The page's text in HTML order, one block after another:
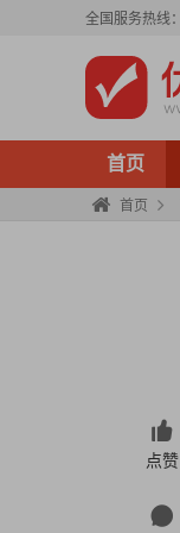
全国服务热线：
首页
首页
点赞